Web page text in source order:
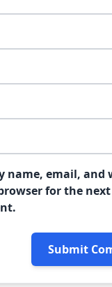
name, email, and
for the
Submit